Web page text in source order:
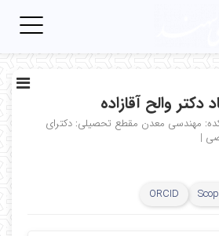
دکتر والح آقازاده
مهندسی معدن مقطع تحصیلی: دکترای
|
ORCID